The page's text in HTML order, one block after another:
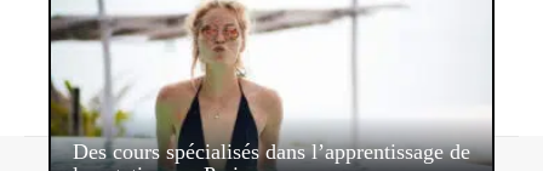
Des cours spécialisés dans l’apprentissage de